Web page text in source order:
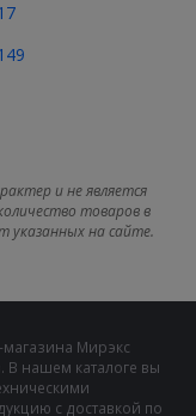
и не является
товаров в
указанных на сайте.
Мирэкс
В нашем каталоге вы
с доставкой по